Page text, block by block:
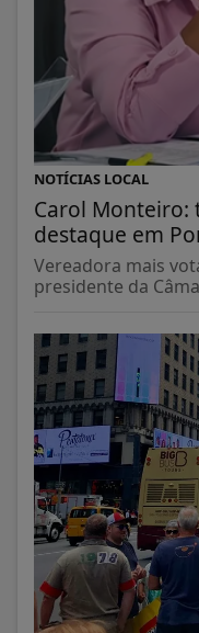
NOTÍCIAS LOCAL
Carol
destaque em
Vereadora mais
presidente da